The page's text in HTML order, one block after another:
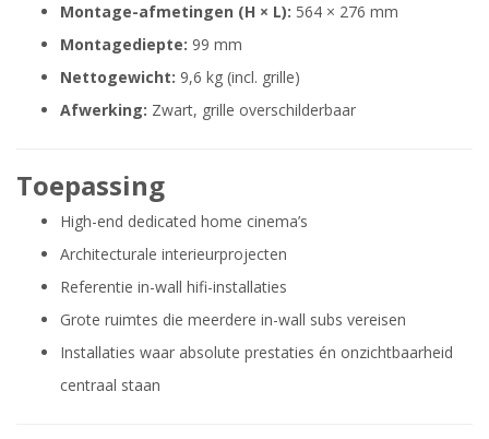
Montage-afmetingen (H × L): 564 × 276 mm
Montagediepte: 99 mm
Nettogewicht: 9,6 kg (incl. grille)
Afwerking: Zwart, grille overschilderbaar
Toepassing
High-end dedicated home cinema’s
Architecturale interieurprojecten
Referentie in-wall hifi-installaties
Grote ruimtes die meerdere in-wall subs vereisen
Installaties waar absolute prestaties én onzichtbaarheid
centraal staan